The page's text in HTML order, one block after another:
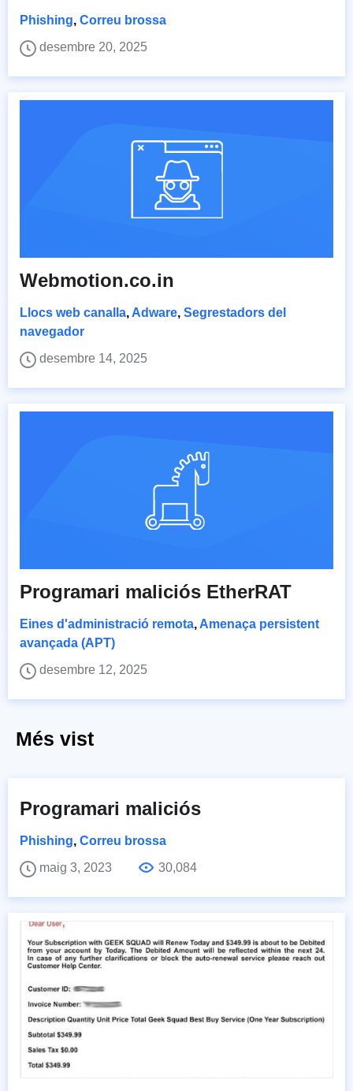
Phishing, Correu brossa
desembre 20, 2025
Webmotion.co.in
Llocs web canalla, Adware, Segrestadors del
navegador
desembre 14, 2025
Programari maliciós EtherRAT
Eines d'administració remota, Amenaça persistent
avançada (APT)
desembre 12, 2025
Més vist
Programari maliciós
Phishing, Correu brossa
maig 3, 2023
30,084